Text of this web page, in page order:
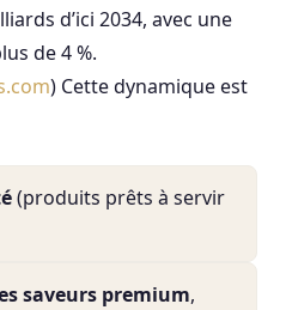
d’ici 2034, avec une
de 4 %.
) Cette dynamique est
(produits prêts à servir
saveurs premium,